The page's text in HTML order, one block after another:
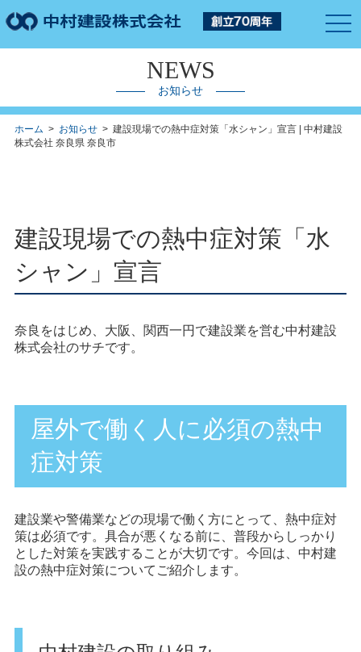
NEWS
お知らせ
ホーム > お知らせ> 建設現場での熱中症対策「水シャン」宣言 | 中村建設
株式会社 奈良県 奈良市
建設現場での熱中症対策「水
シャン」宣言
奈良をはじめ、大阪、関西一円で建設業を営む中村建設
株式会社のサチです。
屋外で働く人に必須の熱中
症対策
建設業や警備業などの現場で働く方にとって、熱中症対
策は必須です。具合が悪くなる前に、普段からしっかり
とした対策を実践することが大切です。今回は、中村建
設の熱中症対策についてご紹介します。